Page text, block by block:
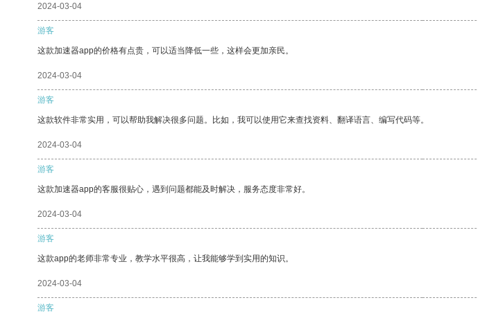
2024-03-04
游客
这款加速器app的价格有点贵，可以适当降低一些，这样会更加亲民。
2024-03-04
游客
这款软件非常实用，可以帮助我解决很多问题。比如，我可以使用它来查找资料、翻译语言、编写代码等。
2024-03-04
游客
这款加速器app的客服很贴心，遇到问题都能及时解决，服务态度非常好。
2024-03-04
游客
这款app的老师非常专业，教学水平很高，让我能够学到实用的知识。
2024-03-04
游客